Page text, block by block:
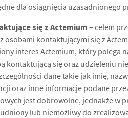
dla osiągnięcia uzasadnionego
się z Actemium – celem
osobami kontaktującymi się z
interes Actemium, który polega
kontaktującą się oraz udzieleniu
dane takie jak imię,
oraz inne informacje podane
jest dobrowolne, jednakże w
lub niemożliwy do